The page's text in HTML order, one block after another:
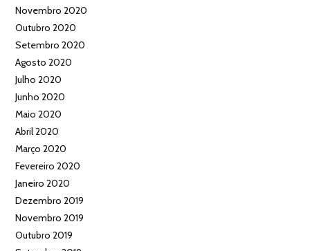
Novembro 2020
Outubro 2020
Setembro 2020
Agosto 2020
Julho 2020
Junho 2020
Maio 2020
Abril 2020
Março 2020
Fevereiro 2020
Janeiro 2020
Dezembro 2019
Novembro 2019
Outubro 2019